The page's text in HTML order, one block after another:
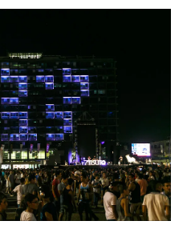
c
e
b
o
o
k
s
a
g
r
a
u
u
b
e
S T
t
e
n
e
s